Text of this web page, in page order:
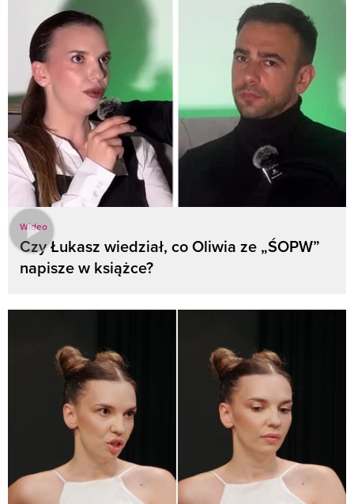
Wideo
Czy Łukasz wiedział, co Oliwia ze „ŚOPW”
napisze w książce?